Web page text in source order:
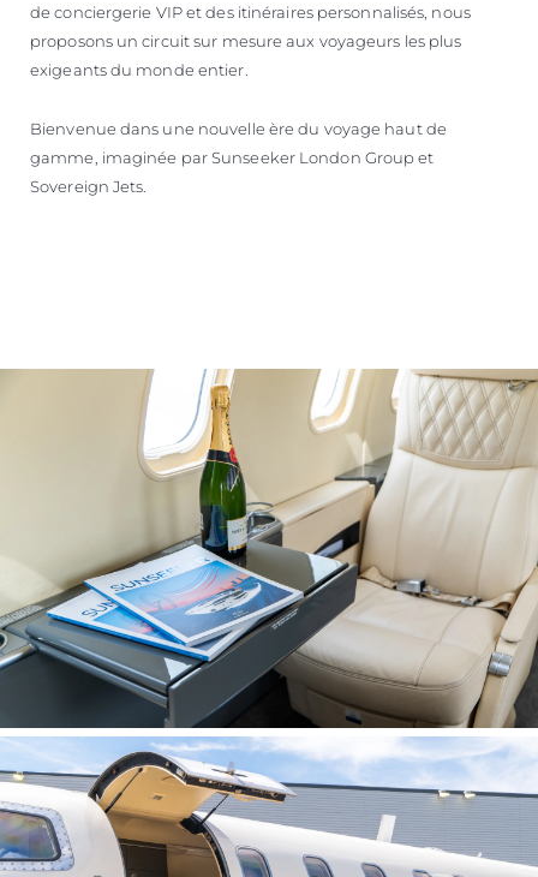
de conciergerie VIP et des itinéraires personnalisés, nous
proposons un circuit sur mesure aux voyageurs les plus
exigeants du monde entier.
Bienvenue dans une nouvelle ère du voyage haut de
gamme, imaginée par Sunseeker London Group et
Sovereign Jets.